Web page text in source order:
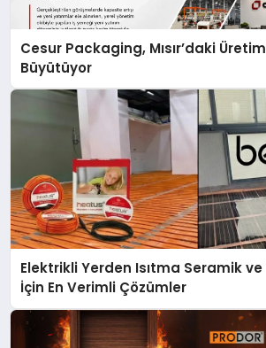
Cesur Packaging, Mısır’daki
Büyütüyor
Elektrikli Yerden Isıtma Seramik
İçin En Verimli Çözümler